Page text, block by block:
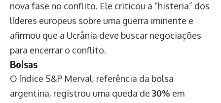
nova fase no conflito. Ele criticou a “histeria” dos
líderes europeus sobre uma guerra iminente e
afirmou que a Ucrânia deve buscar negociações
para encerrar o conflito.
Bolsas
O índice S&P Merval, referência da bolsa
argentina, registrou uma queda de 30% em